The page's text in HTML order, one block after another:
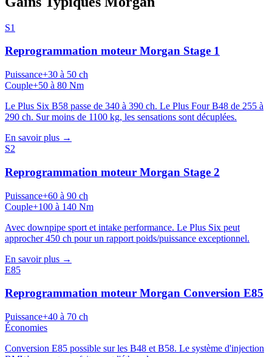
S1
Reprogrammation moteur Morgan Stage 1
Puissance+30 à 50 ch
Couple+50 à 80 Nm
Le Plus Six B58 passe de 340 à 390 ch. Le Plus Four B48 de 255 à
290 ch. Sur moins de 1100 kg, les sensations sont décuplées.
En savoir plus →
S2
Reprogrammation moteur Morgan Stage 2
Puissance+60 à 90 ch
Couple+100 à 140 Nm
Avec downpipe sport et intake performance. Le Plus Six peut
approcher 450 ch pour un rapport poids/puissance exceptionnel.
En savoir plus →
E85
Reprogrammation moteur Morgan Conversion E85
Puissance+40 à 70 ch
Économies
Conversion E85 possible sur les B48 et B58. Le système d'injection